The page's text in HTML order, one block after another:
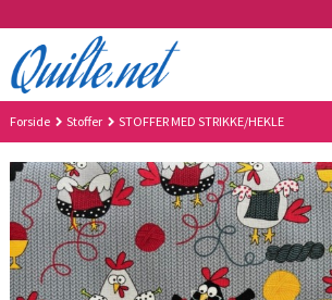
til
innholdet
Forside Stoffer STOFFER MED STRIKKE/HEKLE